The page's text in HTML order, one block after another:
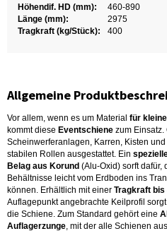
Höhendif. HD (mm):
460-890
Länge (mm):
2975
Tragkraft (kg/Stück):
400
Allgemeine
Vor allem, wenn es um Material für
kommt diese Eventschiene zum Einsatz.
Scheinwerferanlagen, Karren, Kisten
stabilen Rollen ausgestattet. Ein
Belag aus Korund (Alu-Oxid) sorft dafür,
Behältnisse leicht vom Erdboden ins
können. Erhältlich mit einer Tragkraft bis
Auflagepunkt angebrachte Keilprofil
die Schiene. Zum Standard gehört eine
Auflagerzunge, mit der alle Schienen